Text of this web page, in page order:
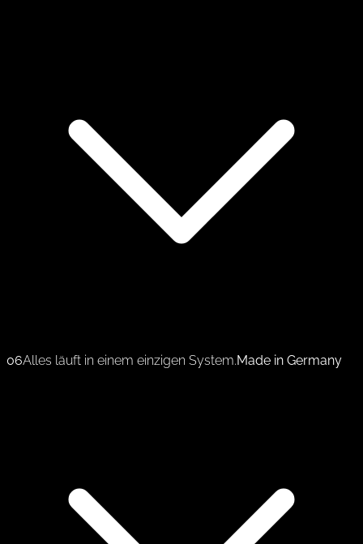
06Alles läuft in einem einzigen System.Made in Germany